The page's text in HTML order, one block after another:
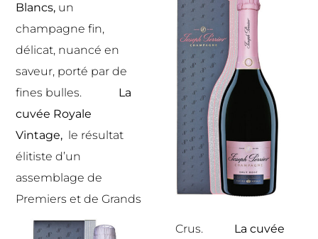
Blancs, un
champagne fin,
délicat, nuancé en
saveur, porté par de
fines bulles.
La
cuvée Royale
Vintage, le résultat
élitiste d’un
assemblage de
Premiers et de Grands
Crus. La cuvée